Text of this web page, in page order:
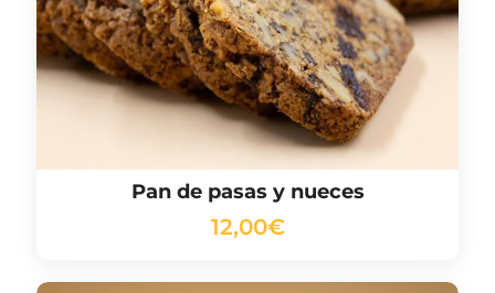
Pan de pasas y nueces
12,00€